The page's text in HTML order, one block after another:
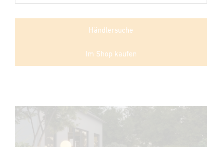
Händlersuche
Im Shop kaufen